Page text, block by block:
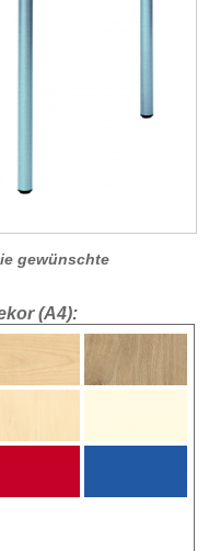
gewünschte
(A4):